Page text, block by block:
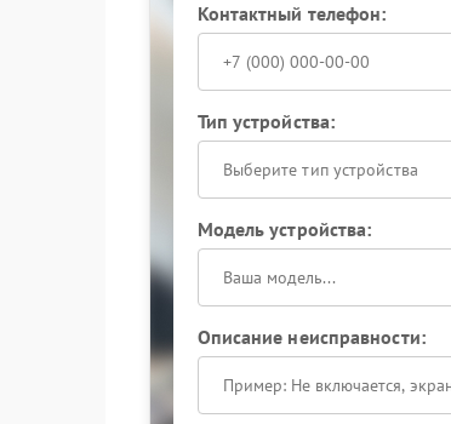
Контактный телефон:
Тип устройства:
Выберите тип устройства
Модель устройства:
Описание неисправности: